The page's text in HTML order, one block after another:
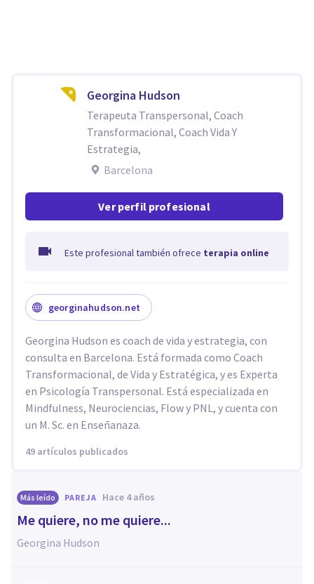
Georgina Hudson
Terapeuta Transpersonal, Coach
Transformacional, Coach Vida Y
Estrategia,
Barcelona
Ver perfil profesional
Este profesional también ofrece terapia online
georginahudson.net
Georgina Hudson es coach de vida y estrategia, con
consulta en Barcelona. Está formada como Coach
Transformacional, de Vida y Estratégica, y es Experta
en Psicología Transpersonal. Está especializada en
Mindfulness, Neurociencias, Flow y PNL, y cuenta con
un M. Sc. en Enseñanaza.
49 artículos publicados
Más leído PAREJA hace 4 años
Me quiere, no me quiere...
Georgina Hudson